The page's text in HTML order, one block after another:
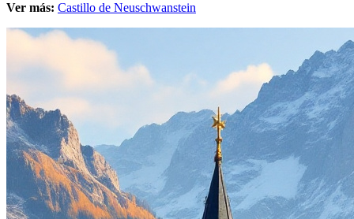
Ver más: Castillo de Neuschwanstein